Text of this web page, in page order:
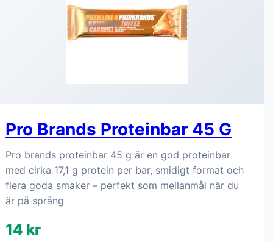
Pro Brands Proteinbar 45 G
Pro brands proteinbar 45 g är en god proteinbar
med cirka 17,1 g protein per bar, smidigt format och
flera goda smaker – perfekt som mellanmål när du
är på språng
14 kr